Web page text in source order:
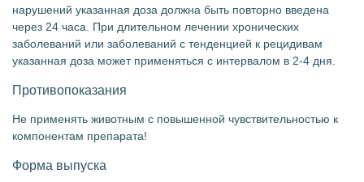
нарушений указанная доза должна быть повторно введена
через 24 часа. При длительном лечении хронических
заболеваний или заболеваний с тенденцией к рецидивам
указанная доза может применяться с интервалом в 2-4 дня.
Противопоказания
Не применять животным с повышенной чувствительностью к
компонентам препарата!
Форма выпуска